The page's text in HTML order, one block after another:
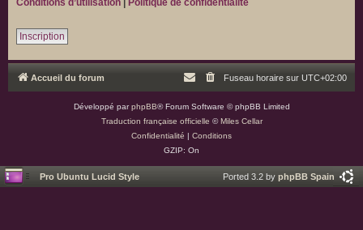
Inscription
Accueil du forum Fuseau horaire sur UTC+02:00
Développé parphpBB® Forum Software © phpBB Limited
Traduction française officielle ©Miles Cellar
Confidentialité | Conditions
GZIP: On
Pro Ubuntu Lucid Style Ported 3.2 by phpBB Spain